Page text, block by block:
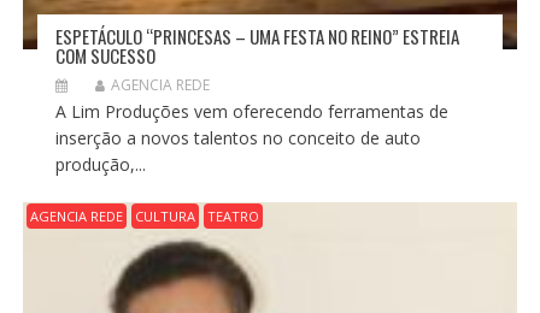
ESPETÁCULO “PRINCESAS – UMA FESTA NO REINO” ESTREIA
COM SUCESSO
AGENCIA REDE
A Lim Produções vem oferecendo ferramentas de
inserção a novos talentos no conceito de auto
produção,...
AGENCIA REDE CULTURA TEATRO